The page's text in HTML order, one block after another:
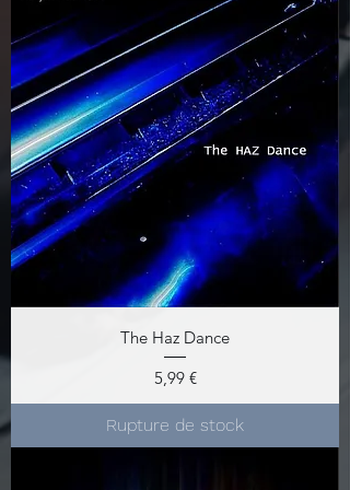
The Haz Dance
Prix
5,99 €
Rupture de stock